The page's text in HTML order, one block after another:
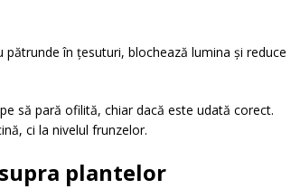
în țesuturi, blochează lumina și reduce
să pară ofilită, chiar dacă este udată corect.
ci la nivelul frunzelor.
plantelor